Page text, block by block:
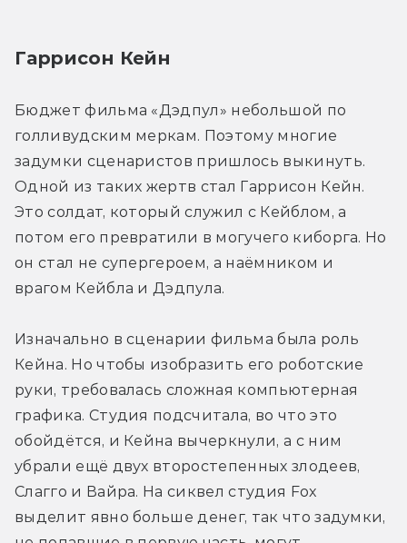
Гаррисон Кейн
Бюджет фильма «Дэдпул» небольшой по
голливудским меркам. Поэтому многие
задумки сценаристов пришлось выкинуть.
Одной из таких жертв стал Гаррисон Кейн.
Это солдат, который служил с Кейблом, а
потом его превратили в могучего киборга. Но
он стал не супергероем, а наёмником и
врагом Кейбла и Дэдпула.
Изначально в сценарии фильма была роль
Кейна. Но чтобы изобразить его роботские
руки, требовалась сложная компьютерная
графика. Студия подсчитала, во что это
обойдётся, и Кейна вычеркнули, а с ним
убрали ещё двух второстепенных злодеев,
Слагго и Вайра. На сиквел студия Fox
выделит явно больше денег, так что задумки,